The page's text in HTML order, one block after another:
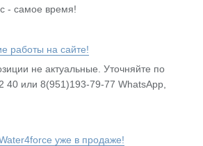
- самое время!
работы на сайте!
не актуальные. Уточняйте по
40 или 8(951)193-79-77 WhatsApp,
уже в продаже!